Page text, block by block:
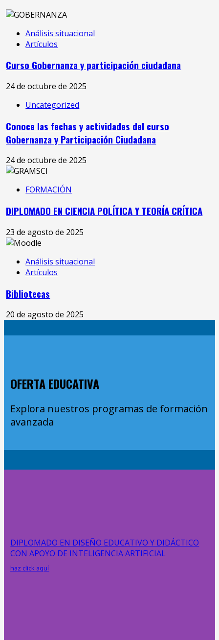
Análisis situacional
Artículos
Curso Gobernanza y participación ciudadana
24 de octubre de 2025
Uncategorized
Conoce las fechas y actividades del curso
Gobernanza y Participación Ciudadana
24 de octubre de 2025
FORMACIÓN
DIPLOMADO EN CIENCIA POLÍTICA Y TEORÍA CRÍTICA
23 de agosto de 2025
Análisis situacional
Artículos
Bibliotecas
20 de agosto de 2025
OFERTA EDUCATIVA
Explora nuestros programas de formación
avanzada
DIPLOMADO EN DISEÑO EDUCATIVO Y DIDÁCTICO
CON APOYO DE INTELIGENCIA ARTIFICIAL
haz click aquí